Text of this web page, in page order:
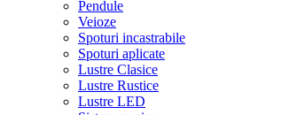
Pendule
Veioze
Spoturi incastrabile
Spoturi aplicate
Lustre Clasice
Lustre Rustice
Lustre LED